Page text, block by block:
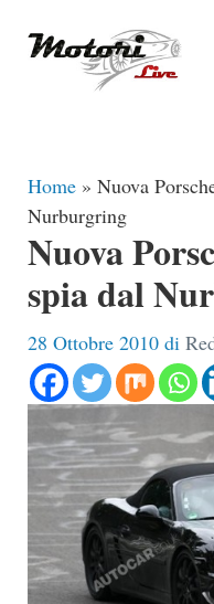
Home » Nuova
Nurburgring
Nuova
spia dal
28 Ottobre 2010 di